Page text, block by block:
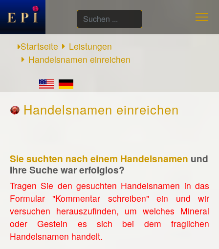
Suchen
...
Startseite
Leistungen
Handelsnamen einreichen
Handelsnamen einreichen
Sie suchten nach einem Handelsnamen und
Ihre Suche war erfolglos?
Tragen Sie den gesuchten Handelsnamen in das
Formular "Kommentar schreiben" ein und wir
versuchen herauszufinden, um welches Mineral
oder Gestein es sich bei dem fraglichen
Handelsnamen handelt.